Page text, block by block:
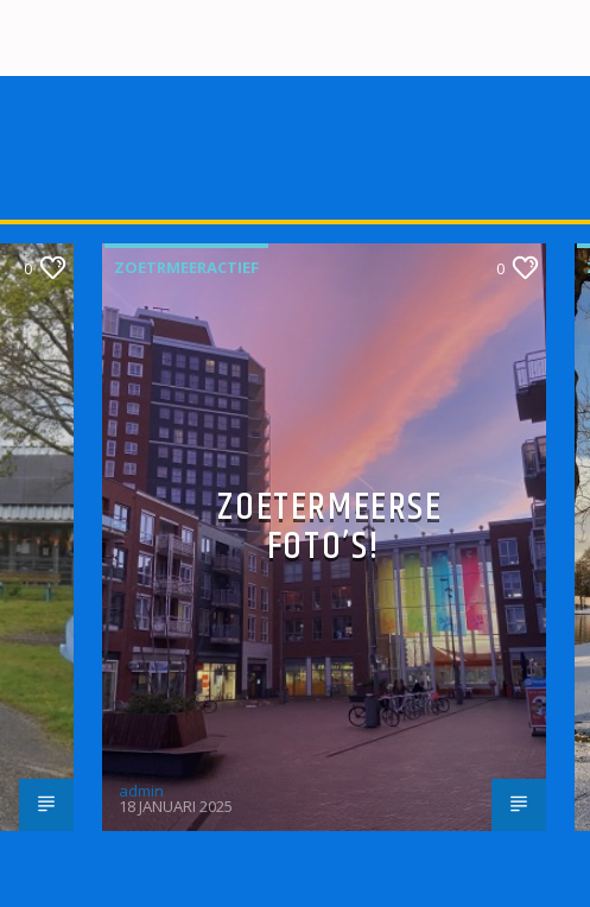
0 ZOETRMEERACTIEF 0
ZOETERMEERSE
FOTO’S!
admin
18 JANUARI 2025